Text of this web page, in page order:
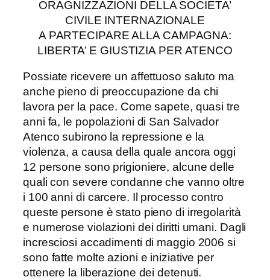
ORAGNIZZAZIONI DELLA SOCIETA’
CIVILE INTERNAZIONALE
A PARTECIPARE ALLA CAMPAGNA:
LIBERTA’ E GIUSTIZIA PER ATENCO
Possiate ricevere un affettuoso saluto ma
anche pieno di preoccupazione da chi
lavora per la pace. Come sapete, quasi tre
anni fa, le popolazioni di San Salvador
Atenco subirono la repressione e la
violenza, a causa della quale ancora oggi
12 persone sono prigioniere, alcune delle
quali con severe condanne che vanno oltre
i 100 anni di carcere. Il processo contro
queste persone è stato pieno di irregolarità
e numerose violazioni dei diritti umani. Dagli
incresciosi accadimenti di maggio 2006 si
sono fatte molte azioni e iniziative per
ottenere la liberazione dei detenuti.